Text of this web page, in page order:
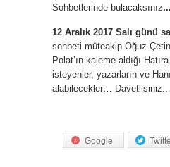
Sohbetlerinde bulacaksınız...
12 Aralık 2017 Salı günü
sohbeti müteakip Oğuz
Polat’ın kaleme aldığı
isteyenler, yazarların ve
alabilecekler… Davetlisiniz...
Google